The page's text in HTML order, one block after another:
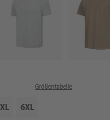
Größentabelle
6XL